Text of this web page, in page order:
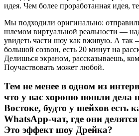
идея. Чем более проработанная идея,
Мы подходили оригинально:
шлемом виртуальной реальности —
увидеть части шоу как вживую. А так
большой созвон, есть 20 минут на
Делишься экраном, рассказываешь,
Поучаствовать может любой.
Тем не менее в одном из
что у вас хорошо пошли дела
Востоке, будто у шейхов есть
WhatsApp-чат, где они
Это эффект шоу Дрейка?